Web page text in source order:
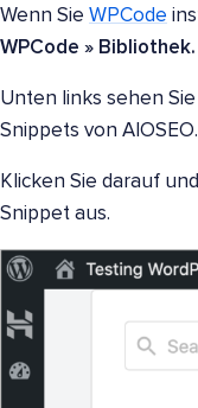
Wenn Sie WPCode
WPCode » Bibliothek.
Unten links sehen
Snippets von AIOSEO.
Klicken Sie darauf
Snippet aus.